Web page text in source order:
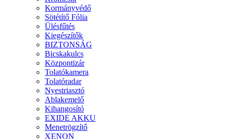
Kormányvédő
Sötétítő Fólia
Ülésfűtés
Kiegészítők
BIZTONSÁG
Bicskakulcs
Központizár
Tolatókamera
Tolatóradar
Nyestriasztó
Ablakemelő
Kihangosító
EXIDE AKKU
Menetrögzítő
XENON